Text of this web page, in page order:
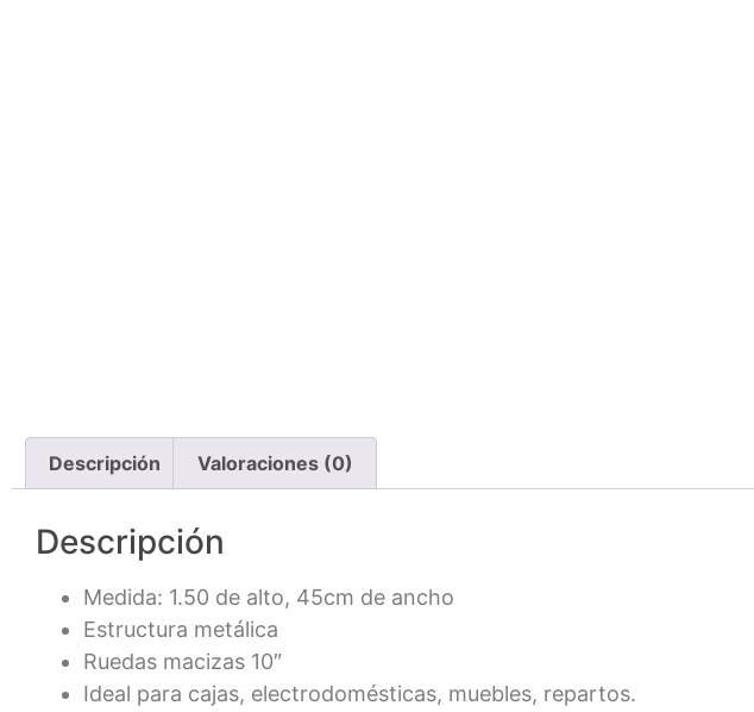
Descripción Valoraciones (0)
Descripción
Medida: 1.50 de alto, 45cm de ancho
Estructura metálica
Ruedas macizas 10″
Ideal para cajas, electrodomésticas, muebles, repartos.